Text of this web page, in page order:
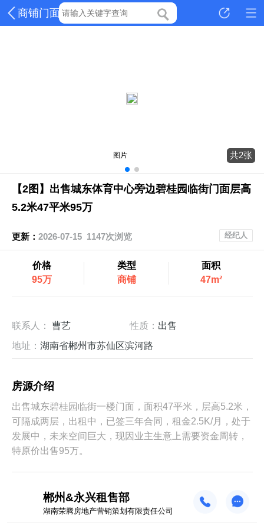
商铺门面
共2张
图片
【2图】出售城东体育中心旁边碧桂园临街门面层高
5.2米47平米95万
更新： 2026-07-15 1147次浏览 经纪人
价格
95万
类型
商铺
面积
47m²
联系人： 曹艺 性质： 出售
地址： 湖南省郴州市苏仙区滨河路
房源介绍
出售城东碧桂园临街一楼门面，面积47平米，层高5.2米，
可隔成两层，出租中，已签三年合同，租金2.5K/月，处于
发展中，未来空间巨大，现因业主生意上需要资金周转，
特原价出售95万。
郴州&永兴租售部
湖南荣腾房地产营销策划有限责任公司